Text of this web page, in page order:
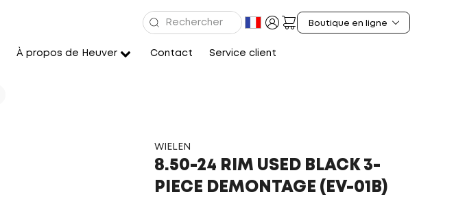
À propos de Heuver Contact Service client
WIELEN
8.50-24 RIM USED BLACK 3-
PIECE DEMONTAGE (EV-01B)